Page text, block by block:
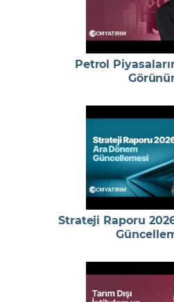
Petrol
Strateji Raporu